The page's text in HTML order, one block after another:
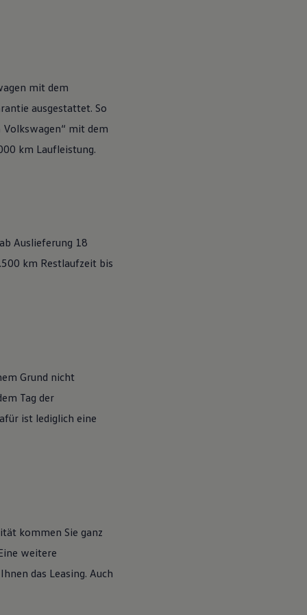
mit dem
ausgestattet. So
Volkswagen“ mit dem
km Laufleistung.
Auslieferung 18
km Restlaufzeit bis
Grund nicht
Tag der
ist lediglich eine
kommen Sie ganz
weitere
das Leasing. Auch